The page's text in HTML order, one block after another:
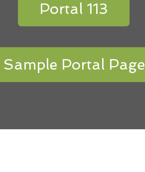
Portal 113
Sample Portal Page